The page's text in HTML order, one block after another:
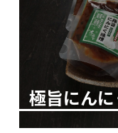
極旨にん